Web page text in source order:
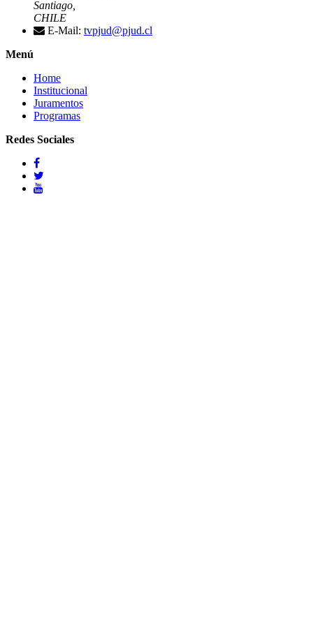
Santiago,
CHILE
E-Mail: tvpjud@pjud.cl
Menú
Home
Institucional
Juramentos
Programas
Redes Sociales